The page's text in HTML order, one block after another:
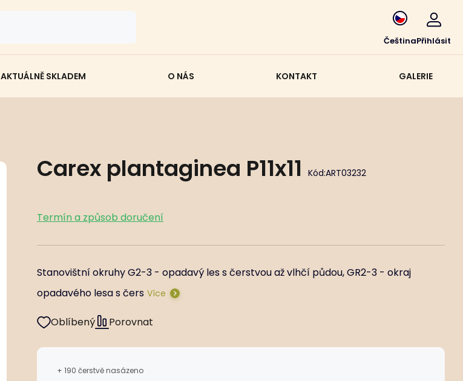
ČeštinaPřihlásit
AKTUÁLNĚ SKLADEM O NÁS KONTAKT GALERIE
Carex plantaginea P11x11 Kód:ART03232
Termín a způsob doručení
Stanovištní okruhy G2-3 - opadavý les s čerstvou až vlhčí půdou, GR2-3 - okraj
opadavého lesa s čers Více
Oblíbený Porovnat
+ 190 čerstvě nasázeno